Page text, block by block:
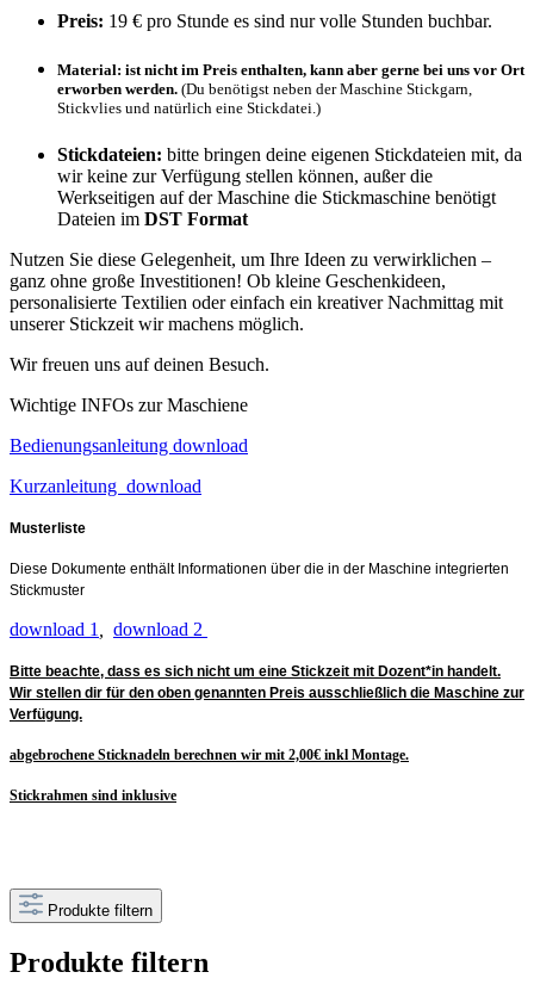
Preis: 19 € pro Stunde es sind nur volle Stunden buchbar.
Material: ist nicht im Preis enthalten, kann aber gerne bei uns vor Ort
erworben werden. (Du benötigst neben der Maschine Stickgarn,
Stickvlies und natürlich eine Stickdatei.)
Stickdateien: bitte bringen deine eigenen Stickdateien mit, da
wir keine zur Verfügung stellen können, außer die
Werkseitigen auf der Maschine die Stickmaschine benötigt
Dateien im DST Format
Nutzen Sie diese Gelegenheit, um Ihre Ideen zu verwirklichen –
ganz ohne große Investitionen! Ob kleine Geschenkideen,
personalisierte Textilien oder einfach ein kreativer Nachmittag mit
unserer Stickzeit wir machens möglich.
Wir freuen uns auf deinen Besuch.
Wichtige INFOs zur Maschiene
Bedienungsanleitung download
Kurzanleitung download
Musterliste
Diese Dokumente enthält Informationen über die in der Maschine integrierten
Stickmuster
download 1 download 2
Bitte beachte, dass es sich nicht um eine Stickzeit mit Dozent*in handelt.
Wir stellen dir für den oben genannten Preis ausschließlich die Maschine zur
Verfügung.
abgebrochene Sticknadeln berechnen wir mit 2,00€ inkl Montage.
Stickrahmen sind inklusive
Produkte filtern
Produkte filtern